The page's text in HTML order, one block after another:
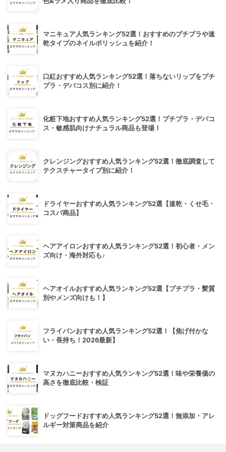
マニキュア人気ランキング52選！おすすめのプチプラや速
乾タイプのネイルポリッシュを紹介！
口紅おすすめ人気ランキング52選！落ちないリップをプチ
プラ・デパコス別に紹介！
化粧下地おすすめ人気ランキング52選！プチプラ・デパコ
ス・敏感肌向けナチュラル商品も登場！
クレンジングおすすめ人気ランキング52選！徹底調査して
テクスチャータイプ別に紹介！
ドライヤーおすすめ人気ランキング52選【速乾・くせ毛・
コスパ商品】
ヘアアイロンおすすめ人気ランキング52選！初心者・メン
ズ向け・海外対応も♪
ヘアオイルおすすめ人気ランキング52選【プチプラ・髪質
別やメンズ向けも！】
フライパンおすすめ人気ランキング52選！【焦げ付かな
い・長持ち！2026最新】
マヌカハニーおすすめ人気ランキング52選！味や栄養価の
高さを徹底比較・検証
ドッグフードおすすめ人気ランキング52選！無添加・アレ
ルギー対策商品を紹介